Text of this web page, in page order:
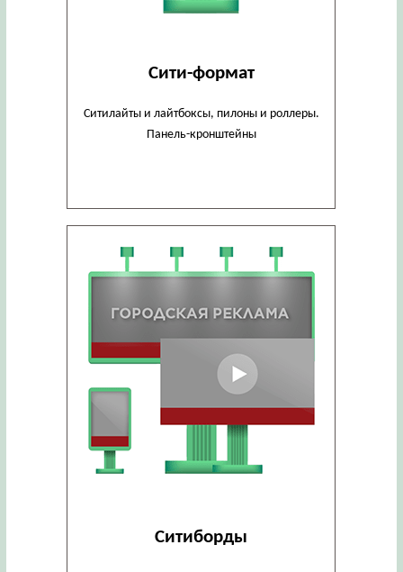
Сити-формат
Ситилайты и лайтбоксы, пилоны и роллеры.
Панель-кронштейны
Ситиборды